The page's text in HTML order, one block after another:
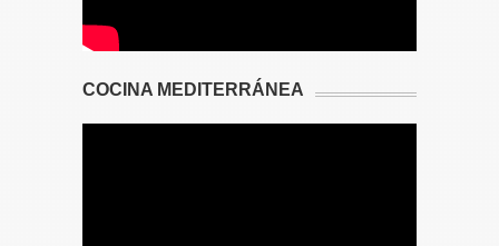
COCINA MEDITERRÁNEA